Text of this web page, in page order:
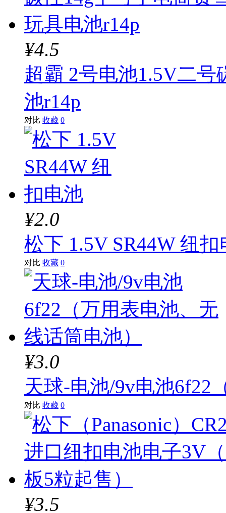
¥4.5
超霸 2号电池1.5V二号
池r14p
对比 收藏 0
¥2.0
松下 1.5V SR44W 纽扣
对比 收藏 0
¥3.0
天球-电池/9v电池6f22
对比 收藏 0
¥3.5